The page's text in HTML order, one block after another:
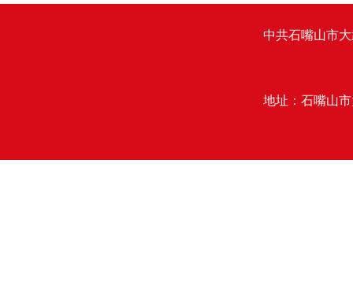
中共石嘴山市
地址：石嘴山